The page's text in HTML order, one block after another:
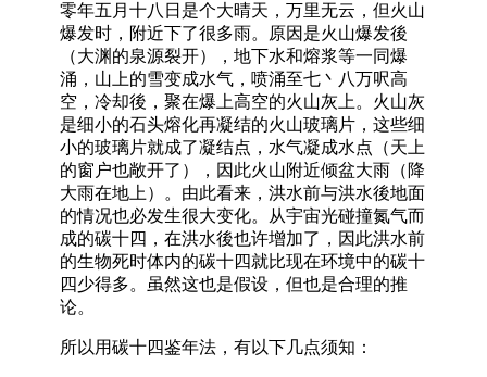
零年五月十八日是个大晴天，万里无云，但火山
爆发时，附近下了很多雨。原因是火山爆发後
（大渊的泉源裂开），地下水和熔浆等一同爆
涌，山上的雪变成水气，喷涌至七丶八万呎高
空，冷却後，聚在爆上高空的火山灰上。火山灰
是细小的石头熔化再凝结的火山玻璃片，这些细
小的玻璃片就成了凝结点，水气凝成水点（天上
的窗户也敞开了），因此火山附近倾盆大雨（降
大雨在地上）。由此看来，洪水前与洪水後地面
的情况也必发生很大变化。从宇宙光碰撞氮气而
成的碳十四，在洪水後也许增加了，因此洪水前
的生物死时体内的碳十四就比现在环境中的碳十
四少得多。虽然这也是假设，但也是合理的推
论。
所以用碳十四鉴年法，有以下几点须知：